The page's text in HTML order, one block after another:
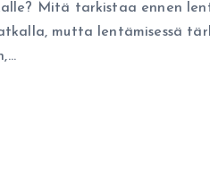
Mitä tarkistaa ennen
mutta lentämisessä